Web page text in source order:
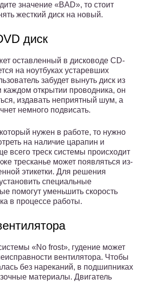
значение «BAD», то стоит
жесткий диск на новый.
диск
оставленный в дисководе CD-
на ноутбуках устаревших
забудет вынуть диск из
каждом открытии проводника, он
издавать неприятный шум, а
немного подвисать.
нужен в работе, то нужно
на наличие царапин и
всего треск системы происходит
тресканье может появляться из-
этикетки. Для решения
специальные
помогут уменьшить скорость
в процессе работы.
«No frost», гудение может
вентилятора. Чтобы
без нареканий, в подшипниках
материалы. Двигатель